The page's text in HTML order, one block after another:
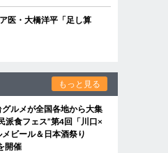
医・大橋洋平「足し算
もっと見る
ルメが全国各地から大集
食フェス”第4回「川口×
ビール＆日本酒祭り
開催